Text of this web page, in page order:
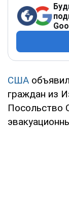
США
граждан из
Посольство